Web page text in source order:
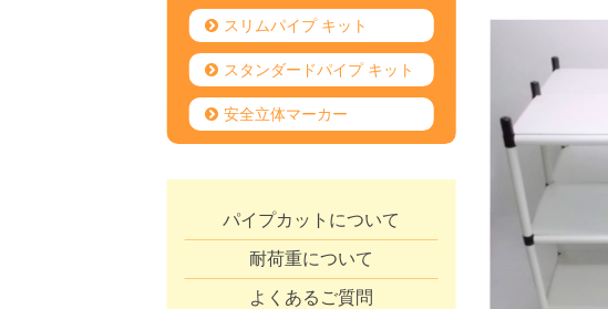
スリムパイプ キット
スタンダードパイプ キット
安全立体マーカー
パイプカットについて
耐荷重について
よくあるご質問